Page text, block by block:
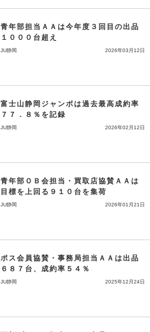
青年部担当ＡＡは今年度３回目の出品
１０００台超え
JU静岡 2026年03月12日
富士山静岡ジャンボは過去最高成約率
７７．８％を記録
JU静岡 2026年02月12日
青年部ＯＢ会担当・買取店協賛ＡＡは
目標を上回る９１０台を集荷
JU静岡 2026年01月21日
ポス会員協賛・事務局担当ＡＡは出品
６８７台、成約率５４％
JU静岡 2025年12月24日